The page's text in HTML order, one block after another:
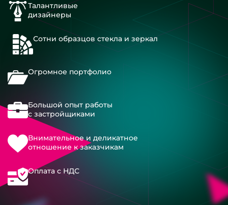
Талантливые
дизайнеры
Сотни образцов стекла и зеркал
Огромное портфолио
Большой опыт работы
с застройщиками
Внимательное и деликатное
отношение к заказчикам
Оплата с НДС